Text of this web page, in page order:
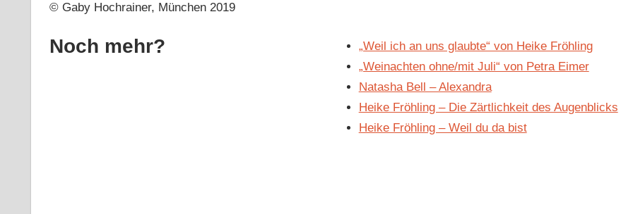
© Gaby Hochrainer, München 2019
Noch mehr?
„Weil ich an uns glaubte“ von Heike Fröhling
„Weinachten ohne/mit Juli“ von Petra Eimer
Natasha Bell – Alexandra
Heike Fröhling – Die Zärtlichkeit des Augenblicks
Heike Fröhling – Weil du da bist